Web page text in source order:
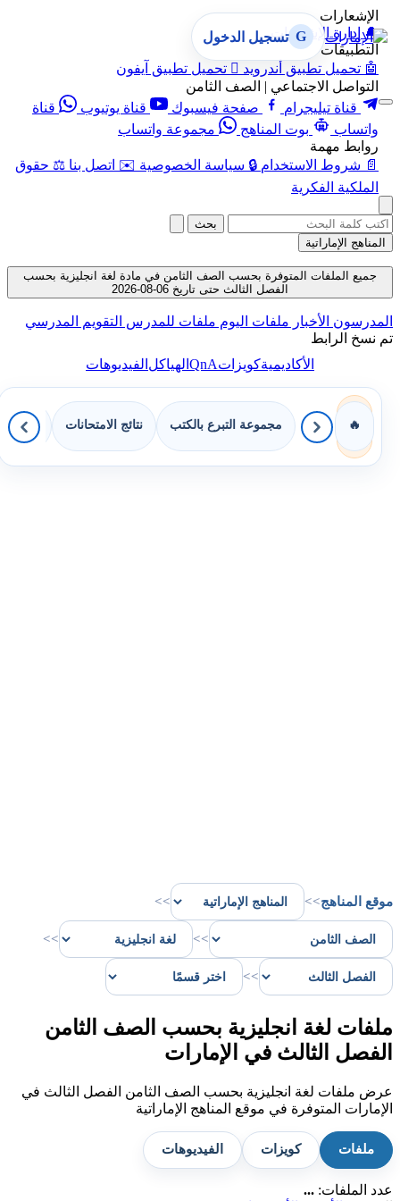
الإشعارات
🔔 إدارة الإشعارات
التطبيقات
🤖 تحميل تطبيق أندرويد  تحميل تطبيق آيفون
التواصل الاجتماعي | الصف الثامن
قناة تيليجرام
صفحة فيسبوك قناة يوتيوب
قناة
واتساب
بوت المناهج
مجموعة واتساب
روابط مهمة
📄 شروط الاستخدام 🔒 سياسة الخصوصية ✉️ اتصل بنا ⚖️ حقوق
الملكية الفكرية
G تسجيل الدخول
بحث
المناهج الإماراتية
جميع الملفات المتوفرة بحسب الصف الثامن في مادة لغة انجليزية بحسب
الفصل الثالث حتى تاريخ 06-08-2026
المدرسون الأخبار ملفات اليوم ملفات للمدرس التقويم المدرسي
تم نسخ الرابط
الأكاديميةكويزاتQnAالهياكلالفيديوهات
🔥 مجموعة التبرع بالكتب نتائج الامتحانات
موقع المناهج>>
>>
>>
>>
>>
ملفات لغة انجليزية بحسب الصف الثامن
الفصل الثالث في الإمارات
عرض ملفات لغة انجليزية بحسب الصف الثامن الفصل الثالث في
الإمارات المتوفرة في موقع المناهج الإماراتية
ملفات كويزات الفيديوهات
عدد الملفات: ...